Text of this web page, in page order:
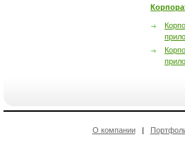
О компании|